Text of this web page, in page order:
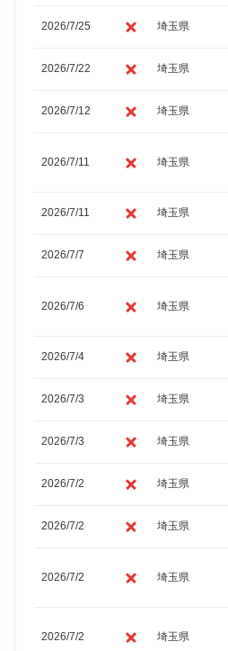
2026/7/25 埼玉県
2026/7/22 埼玉県
2026/7/12 埼玉県
2026/7/11 埼玉県
2026/7/11 埼玉県
2026/7/7 埼玉県
2026/7/6 埼玉県
2026/7/4 埼玉県
2026/7/3 埼玉県
2026/7/3 埼玉県
2026/7/2 埼玉県
2026/7/2 埼玉県
2026/7/2 埼玉県
2026/7/2 埼玉県